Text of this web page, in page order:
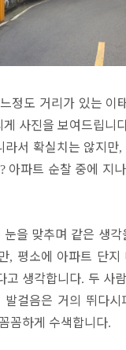
정도 거리가 있는 이
사진을 보여드립니
서 확실치는 않지만,
? 아파트 순찰 중에 지
눈을 맞추며 같은 생
, 평소에 아파트 단
고 생각합니다. 두 사
발걸음은 거의 뛰다시
꼼하게 수색합니다.